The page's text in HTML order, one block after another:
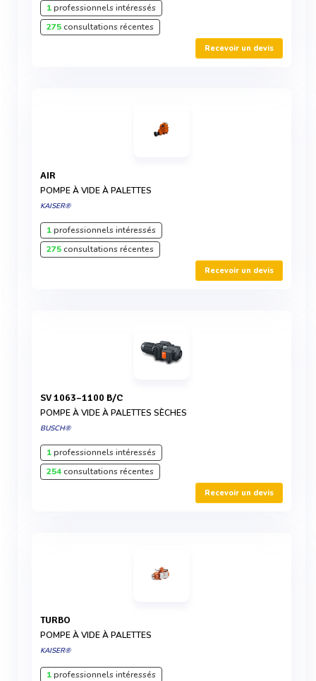
1professionnels intéressés
275consultations récentes
Recevoir un devis
AIR
POMPE À VIDE À PALETTES
KAISER®
1professionnels intéressés
275consultations récentes
Recevoir un devis
SV 1063–1100 B/C
POMPE À VIDE À PALETTES SÈCHES
BUSCH®
1professionnels intéressés
254consultations récentes
Recevoir un devis
TURBO
POMPE À VIDE À PALETTES
KAISER®
1professionnels intéressés